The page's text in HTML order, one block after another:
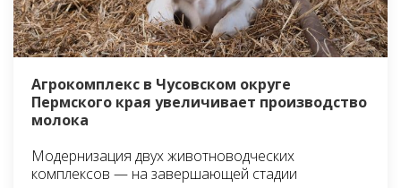
Агрокомплекс в Чусовском округе
Пермского края увеличивает производство
молока
Модернизация двух животноводческих
комплексов — на завершающей стадии